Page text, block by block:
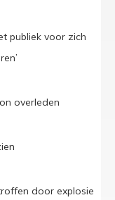
publiek voor zich
overleden
door explosie